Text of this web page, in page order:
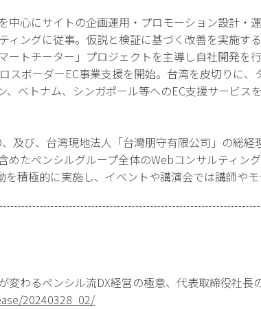
中心にサイトの企画運用・プロモーション設計・運
ィングに従事。仮説と検証に基づく改善を実施する
ートチーター」プロジェクトを主導し自社開発を行
スボーダーEC事業支援を開始。台湾を皮切りに、
、ベトナム、シンガポール等へのEC支援サービスを
及び、台湾現地法人「台灣朋守有限公司」の総経
めたペンシルグループ全体のWebコンサルティン
積極的に実施し、イベントや講演会では講師や
変わるペンシル流DX経営の極意、代表取締役社
20240328_02/